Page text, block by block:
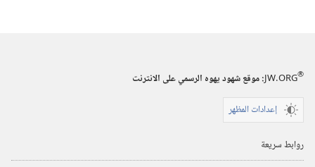
JW.ORG®
:‏ موقع شهود يهوه الرسمي على الانترنت
إعدادات المظهر
روابط سريعة